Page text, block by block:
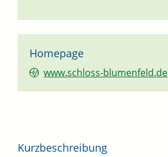
Homepage
www.schloss-blumenfeld.de
Kurzbeschreibung